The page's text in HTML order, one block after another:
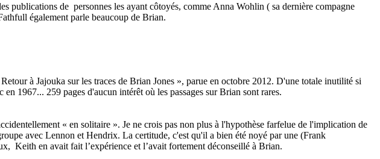
publications de personnes les ayant côtoyés, comme Anna Wohlin ( sa dernière compagne
également parle beaucoup de Brian.
à Jajouka sur les traces de Brian Jones », parue en octobre 2012. D'une totale inutilité si
1967... 259 pages d'aucun intérêt où les passages sur Brian sont rares.
« en solitaire ». Je ne crois pas non plus à l'hypothèse farfelue de l'implication de
avec Lennon et Hendrix. La certitude, c'est qu'il a bien été noyé par une (Frank
Keith en avait fait l’expérience et l’avait fortement déconseillé à Brian.